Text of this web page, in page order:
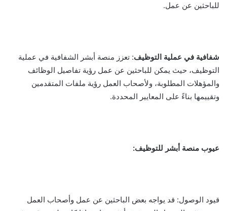
للباحثين عن عمل.
شفافية في عملية التوظيف: تعزز منصة أبشر الشفافية في عملية
التوظيف، حيث يمكن للباحثين عن عمل رؤية تفاصيل الوظائف
والمؤهلات المطلوبة، ولأصحاب العمل رؤية ملفات المتقدمين
وتقييمها بناءً على المعايير المحددة.
عيوب منصة أبشر للتوظيف:
قيود الوصول: قد يواجه بعض الباحثين عن عمل وأصحاب العمل